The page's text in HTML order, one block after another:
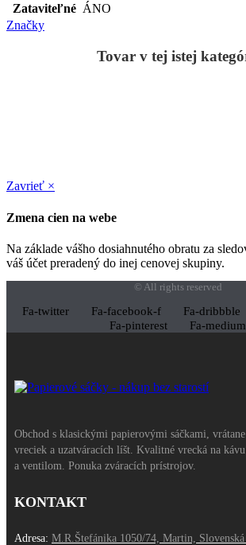
Zataviteľné ÁNO
Značky
Tovar v tej istej
Zavrieť ×
Zmena cien na webe
Na základe vášho dosiahnutého obratu za
váš účet preradený do inej cenovej skupiny.
© All rights reserved
Fa-twitter Fa-facebook-f Fa-dribbble
Fa-pinterest
Fa-medium
Obchod s klasickými papierovými sáčkami,
vreciek a uzatváracích líšt. Kvalitné vrecká na
a ventilom. Ponuka zváracích prístrojov.
KONTAKT
Adresa: M.R.Štefánika 1050/74, Martin,